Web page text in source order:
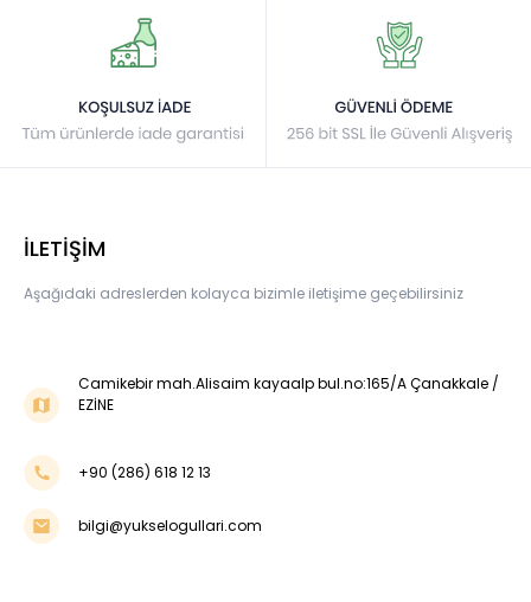
İLETİŞİM
Aşağıdaki adreslerden kolayca bizimle iletişime geçebilirsiniz
Camikebir mah.Alisaim kayaalp bul.no:165/A Çanakkale /
EZİNE
+90 (286) 618 12 13
bilgi@yukselogullari.com